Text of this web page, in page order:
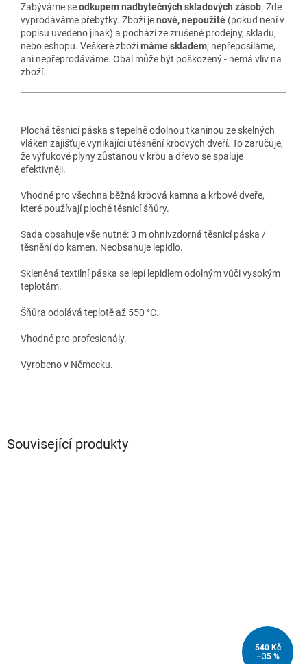
Zabýváme seodkupem nadbytečných skladových zásob. Zde
vyprodáváme přebytky. Zboží jenové, nepoužité (pokud není v
popisu uvedeno jinak) a pochází ze zrušené prodejny, skladu,
nebo eshopu. Veškeré zbožímáme skladem, nepřeposíláme,
ani nepřeprodáváme. Obal může být poškozený - nemá vliv na
zboží.
Plochá těsnicí páska s tepelně odolnou tkaninou ze skelných
vláken zajišťuje vynikající utěsnění krbových dveří. To zaručuje,
že výfukové plyny zůstanou v krbu a dřevo se spaluje
efektivněji.
Vhodné pro všechna běžná krbová kamna a krbové dveře,
které používají ploché těsnicí šňůry.
Sada obsahuje vše nutné: 3 m ohnivzdorná těsnicí páska /
těsnění do kamen. Neobsahuje lepidlo.
Skleněná textilní páska se lepí lepidlem odolným vůči vysokým
teplotám.
Šňůra odolává teplotě až 550 °C.
Vhodné pro profesionály.
Vyrobeno v Německu.
Související produkty
540 Kč
–35 %